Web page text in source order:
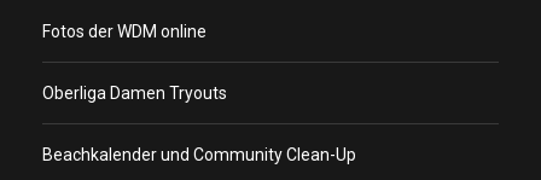
Fotos der WDM online
Oberliga Damen Tryouts
Beachkalender und Community Clean-Up